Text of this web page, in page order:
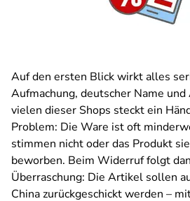
Auf den ersten Blick wirkt alles
Aufmachung, deutscher Name
vielen dieser Shops steckt ein
Problem: Die Ware ist oft
stimmen nicht oder das Produkt
beworben. Beim Widerruf folgt
Überraschung: Die Artikel sollen
China zurückgeschickt werden –